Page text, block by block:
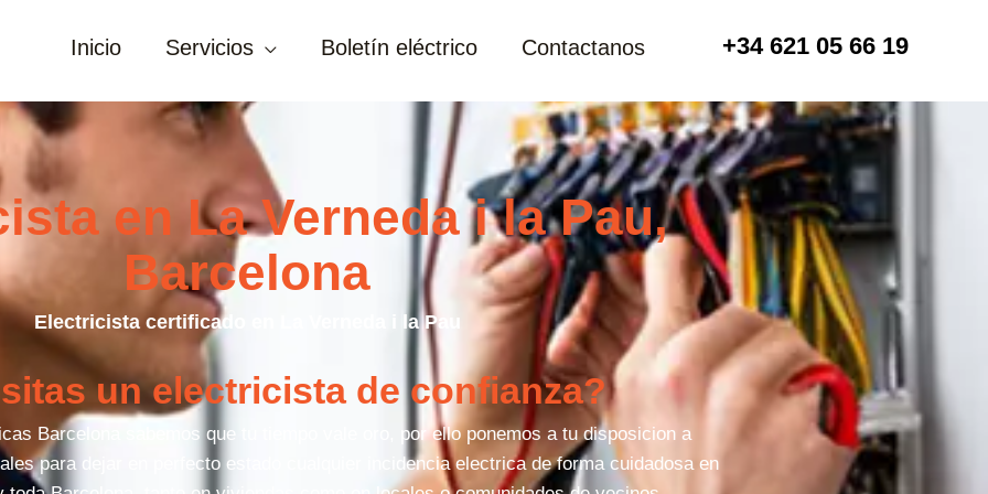
Inicio Servicios Boletín eléctrico Contactanos +34 621 05 66 19
en La Verneda i la Pau,
Barcelona
Electricista certificado en La Verneda i la Pau
un electricista de confianza?
Barcelona sabemos que tu tiempo vale oro, por ello ponemos a tu disposicion a
para dejar en perfecto estado cualquier incidencia electrica de forma cuidadosa en